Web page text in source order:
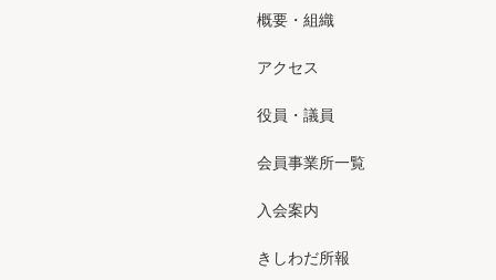
概要・組織
アクセス
役員・議員
会員事業所一覧
入会案内
きしわだ所報